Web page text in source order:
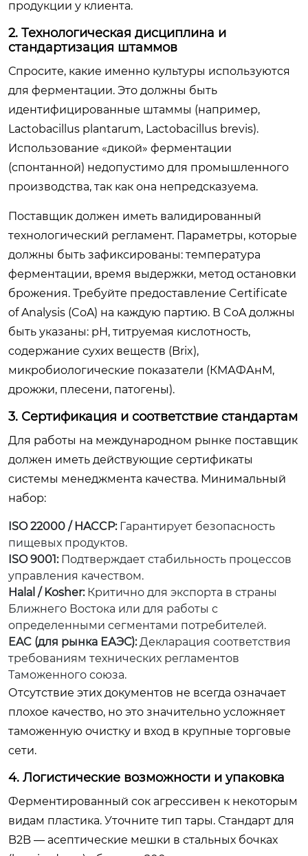
продукции у клиента.
2. Технологическая дисциплина и
стандартизация штаммов
Спросите, какие именно культуры используются
для ферментации. Это должны быть
идентифицированные штаммы (например,
Lactobacillus plantarum, Lactobacillus brevis).
Использование «дикой» ферментации
(спонтанной) недопустимо для промышленного
производства, так как она непредсказуема.
Поставщик должен иметь валидированный
технологический регламент. Параметры, которые
должны быть зафиксированы: температура
ферментации, время выдержки, метод остановки
брожения. Требуйте предоставление Certificate
of Analysis (CoA) на каждую партию. В CoA должны
быть указаны: pH, титруемая кислотность,
содержание сухих веществ (Brix),
микробиологические показатели (КМАФАнМ,
дрожжи, плесени, патогены).
3. Сертификация и соответствие стандартам
Для работы на международном рынке поставщик
должен иметь действующие сертификаты
системы менеджмента качества. Минимальный
набор:
ISO 22000 / HACCP:Гарантирует безопасность
пищевых продуктов.
ISO 9001:Подтверждает стабильность процессов
управления качеством.
Halal / Kosher:Критично для экспорта в страны
Ближнего Востока или для работы с
определенными сегментами потребителей.
EAC (для рынка ЕАЭС):Декларация соответствия
требованиям технических регламентов
Таможенного союза.
Отсутствие этих документов не всегда означает
плохое качество, но это значительно усложняет
таможенную очистку и вход в крупные торговые
сети.
4. Логистические возможности и упаковка
Ферментированный сок агрессивен к некоторым
видам пластика. Уточните тип тары. Стандарт для
B2B — асептические мешки в стальных бочках